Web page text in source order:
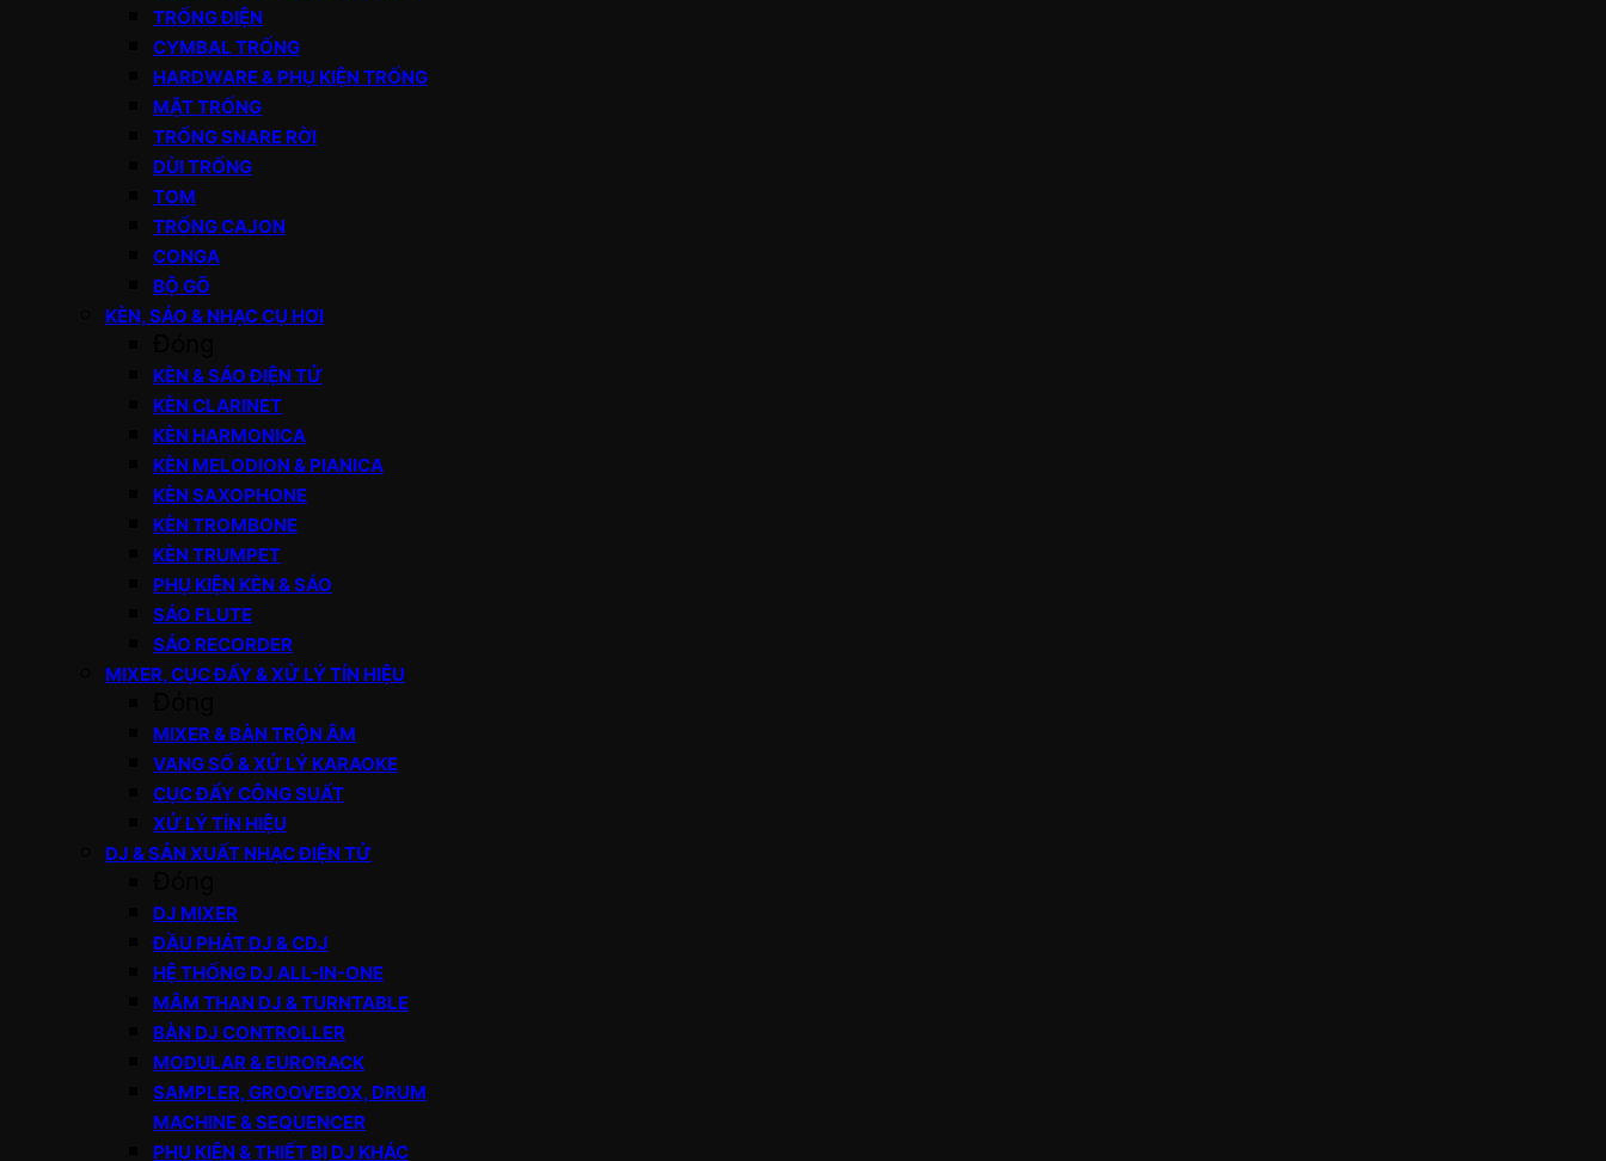
TRỐNG ĐIỆN
CYMBAL TRỐNG
HARDWARE & PHỤ KIỆN TRỐNG
MẶT TRỐNG
TRỐNG SNARE RỜI
DÙI TRỐNG
TOM
TRỐNG CAJON
CONGA
BỘ GÕ
KÈN, SÁO & NHẠC CỤ HƠI
KÈN & SÁO ĐIỆN TỬ
KÈN CLARINET
KÈN HARMONICA
KÈN MELODION & PIANICA
KÈN SAXOPHONE
KÈN TROMBONE
KÈN TRUMPET
PHỤ KIỆN KÈN & SÁO
SÁO FLUTE
SÁO RECORDER
MIXER, CỤC ĐẨY & XỬ LÝ TÍN HIỆU
MIXER & BÀN TRỘN ÂM
VANG SỐ & XỬ LÝ KARAOKE
CỤC ĐẨY CÔNG SUẤT
XỬ LÝ TÍN HIỆU
DJ & SẢN XUẤT NHẠC ĐIỆN TỬ
DJ MIXER
ĐẦU PHÁT DJ & CDJ
HỆ THỐNG DJ ALL-IN-ONE
MÂM THAN DJ & TURNTABLE
BÀN DJ CONTROLLER
MODULAR & EURORACK
SAMPLER, GROOVEBOX, DRUM
MACHINE & SEQUENCER
PHỤ KIỆN & THIẾT BỊ DJ KHÁC